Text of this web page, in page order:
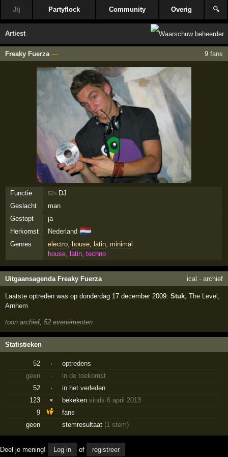
Jij Partyflock Community Overig 🔍
Artiest
Freaky Fuerza — 9 fans
Functie 52× DJ
Geslacht
man
Gestopt
ja
Herkomst
Nederland 🇳🇱
Genres electro, house, latin, minimal
house, latin, techno
Uitgaansagenda Freaky Fuerza ical · archief
Laatste optreden was op donderdag 17 december 2009:Stuk ,The Level
Arnhem
toon archief, 52 evenementen
Statistieken
52 ·
optredens
geen
·
in de toekomst
52
·
in het verleden
123
× bekekensinds 6 april 2013
9
fans
geen
stemresultaat (1 stem)
Deel je mening! Log in of registreer